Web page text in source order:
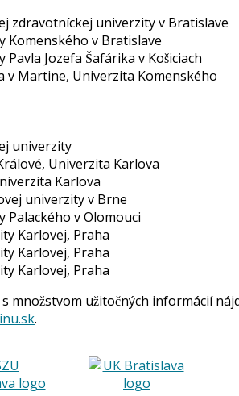
zdravotníckej univerzity v Bratislave
Komenského v Bratislave
Jozefa Šafárika v Košiciach
v Martine, Univerzita Komenského
univerzity
Univerzita Karlova
Karlova
univerzity v Brne
v Olomouci
Karlovej, Praha
Karlovej, Praha
Karlovej, Praha
množstvom užitočných informácií
.